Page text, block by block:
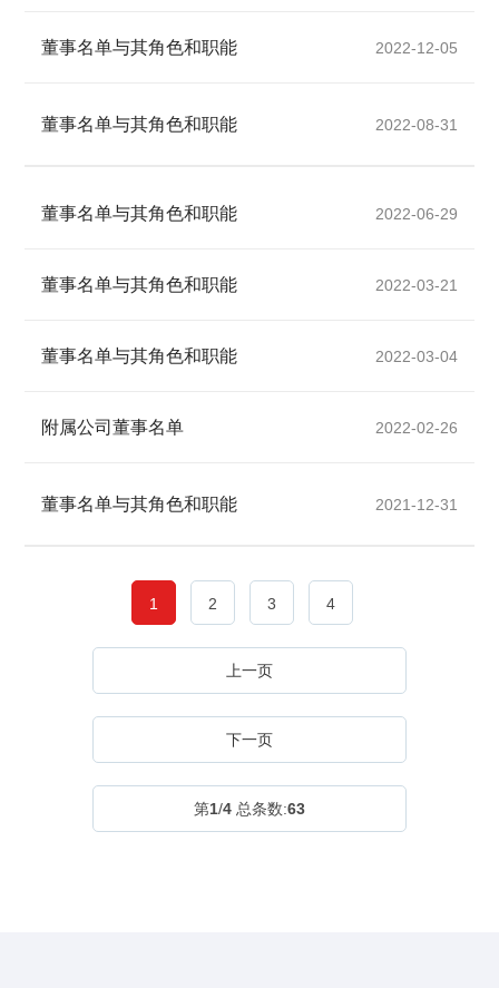
董事名单与其角色和职能 2022-12-05
董事名单与其角色和职能 2022-08-31
董事名单与其角色和职能 2022-06-29
董事名单与其角色和职能 2022-03-21
董事名单与其角色和职能 2022-03-04
附属公司董事名单 2022-02-26
董事名单与其角色和职能 2021-12-31
1 2 3 4
上一页
下一页
第1/4 总条数:63